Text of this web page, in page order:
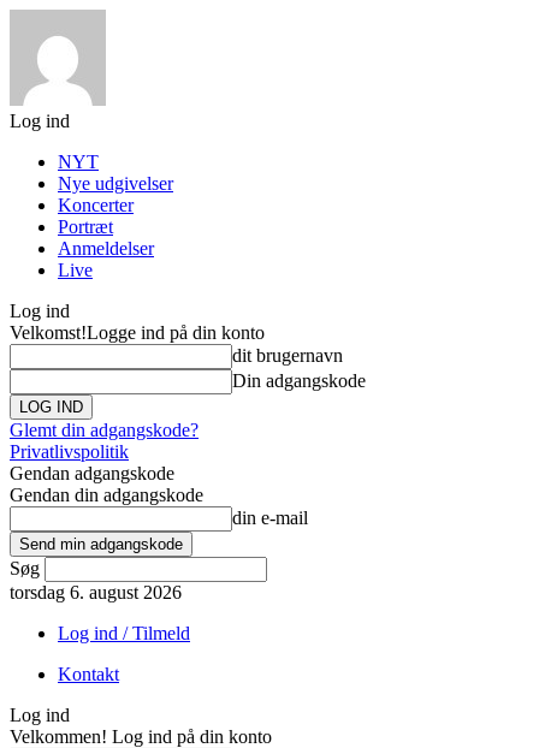
Log ind
NYT
Nye udgivelser
Koncerter
Portræt
Anmeldelser
Live
Log ind
Velkomst!Logge ind på din konto
dit brugernavn
Din adgangskode
Glemt din adgangskode?
Privatlivspolitik
Gendan adgangskode
Gendan din adgangskode
din e-mail
Søg
torsdag 6. august 2026
Log ind / Tilmeld
Kontakt
Log ind
Velkommen! Log ind på din konto